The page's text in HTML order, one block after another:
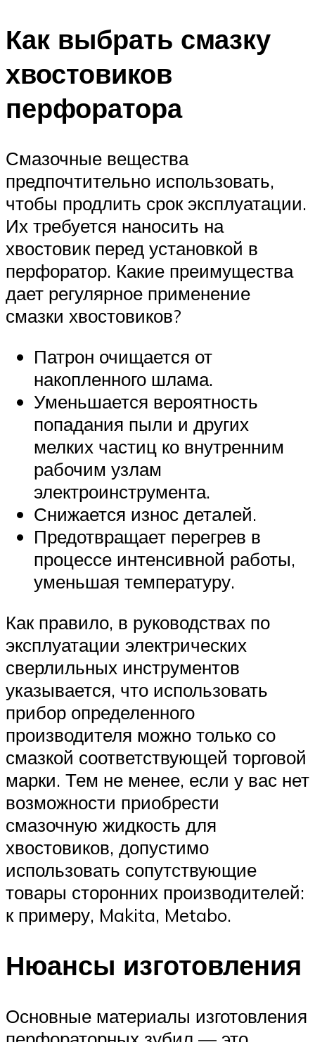
Как выбрать смазку
хвостовиков
перфоратора
Смазочные вещества
предпочтительно использовать,
чтобы продлить срок эксплуатации.
Их требуется наносить на
хвостовик перед установкой в
перфоратор. Какие преимущества
дает регулярное применение
смазки хвостовиков?
Патрон очищается от
накопленного шлама.
Уменьшается вероятность
попадания пыли и других
мелких частиц ко внутренним
рабочим узлам
электроинструмента.
Снижается износ деталей.
Предотвращает перегрев в
процессе интенсивной работы,
уменьшая температуру.
Как правило, в руководствах по
эксплуатации электрических
сверлильных инструментов
указывается, что использовать
прибор определенного
производителя можно только со
смазкой соответствующей торговой
марки. Тем не менее, если у вас нет
возможности приобрести
смазочную жидкость для
хвостовиков, допустимо
использовать сопутствующие
товары сторонних производителей:
к примеру, Makita, Metabo.
Нюансы изготовления
Основные материалы изготовления